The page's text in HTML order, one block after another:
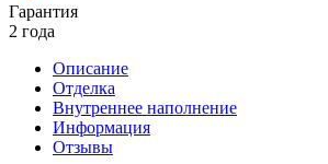
Гарантия
2 года
Описание
Отделка
Внутреннее наполнение
Информация
Отзывы